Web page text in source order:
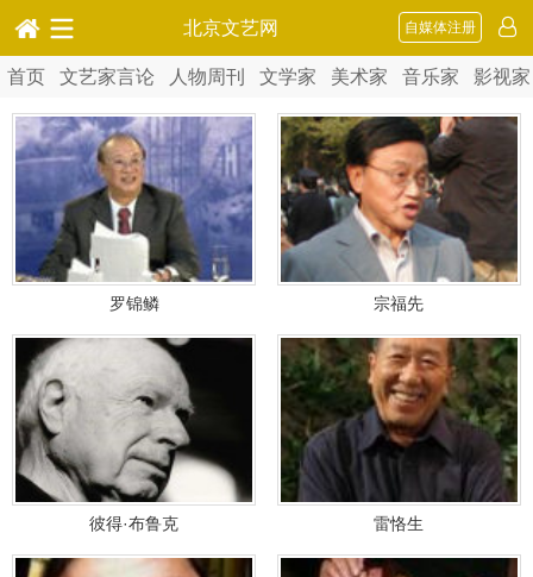
北京文艺网 自媒体注册
首页 文艺家言论 人物周刊 文学家 美术家 音乐家 影视家
罗锦鳞 宗福先
彼得·布鲁克 雷恪生